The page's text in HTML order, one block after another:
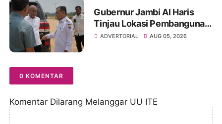
Gubernur Jambi Al Haris
Tinjau Lokasi Pembangunan
Sekolah Rakyat dan Lokasi
ADVERTORIAL AUG 05, 2026
0 KOMENTAR
Komentar Dilarang Melanggar UU ITE